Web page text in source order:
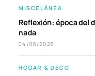
MISCELÁNEA
Reflexión: época del
nada
04/08/2026
HOGAR & DECO